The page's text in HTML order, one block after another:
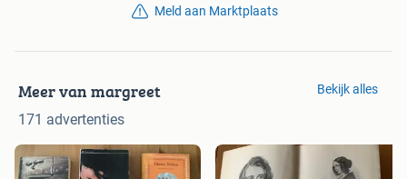
Meld aan Marktplaats
Meer van margreet
171 advertenties
Bekijk alles